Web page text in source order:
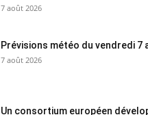
7 août 2026
Prévisions météo du vendredi 7
7 août 2026
Un consortium européen